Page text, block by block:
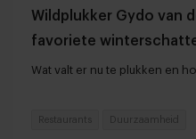
Wildplukker Gydo van
favoriete
Wat valt er nu te plukken en
Restaurants Duurzaamheid